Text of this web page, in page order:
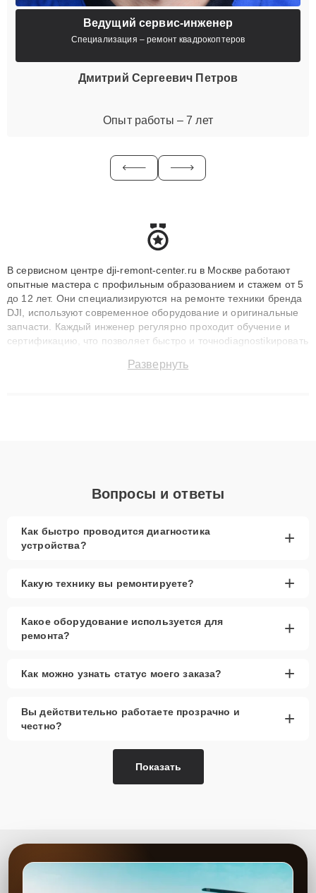
Ведущий сервис-инженер
Специализация – ремонт квадрокоптеров
Дмитрий Сергеевич Петров
Опыт работы – 7 лет
В сервисном центре dji-remont-center.ru в Москве работают
опытные мастера с профильным образованием и стажем от 5
до 12 лет. Они специализируются на ремонте техники бренда
DJI, используют современное оборудование и оригинальные
запчасти. Каждый инженер регулярно проходит обучение и
сертификацию, что позволяет быстро и точноdiagnostikировать
до 3 лет. Наши мастера решают сложные случаи: от замены
Развернуть
Вопросы и ответы
Как быстро проводится диагностика
устройства?
+
Какую технику вы ремонтируете? +
Какое оборудование используется для
ремонта?
+
Как можно узнать статус моего заказа? +
Вы действительно работаете прозрачно и
честно?
+
Показать